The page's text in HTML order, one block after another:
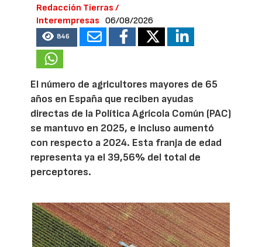
Redacción Tierras /
Interempresas
06/08/2026
846
El número de agricultores mayores de 65
años en España que reciben ayudas
directas de la Política Agrícola Común (PAC)
se mantuvo en 2025, e incluso aumentó
con respecto a 2024. Esta franja de edad
representa ya el 39,56% del total de
perceptores.